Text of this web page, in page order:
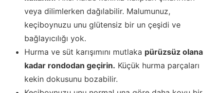
veya dilimlerken dağılabilir. Malumunuz,
keçiboynuzu unu glütensiz bir un çeşidi ve
bağlayıcılığı yok.
Hurma ve süt karışımını mutlaka pürüzsüz olana
kadar rondodan geçirin. Küçük hurma parçaları
kekin dokusunu bozabilir.